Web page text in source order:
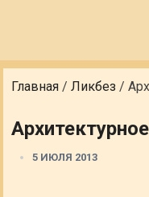
Главная /Ликбез /
5 ИЮЛЯ 2013